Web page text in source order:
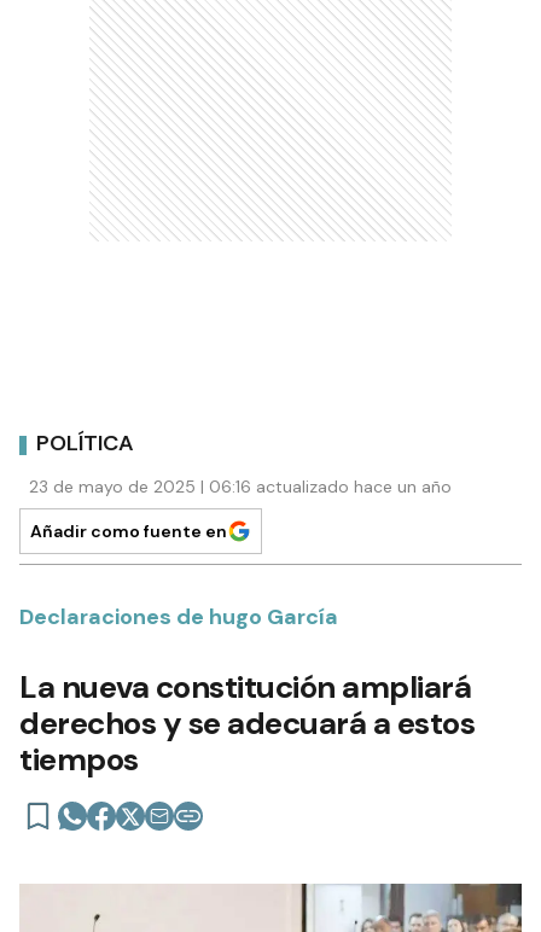
POLÍTICA
23 de mayo de 2025 | 06:16 actualizado hace un año
Añadir como fuente en
Declaraciones de hugo García
La nueva constitución ampliará
derechos y se adecuará a estos
tiempos